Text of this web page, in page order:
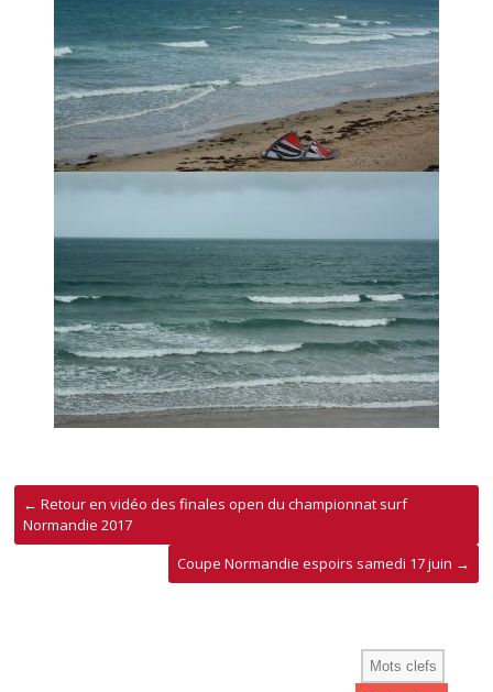
← Retour en vidéo des finales open du championnat surf
Normandie 2017
Coupe Normandie espoirs samedi 17 juin →